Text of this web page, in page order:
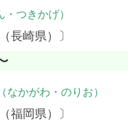
・つきかげ）
長崎県）〕
（なかがわ・のりお）
福岡県）〕